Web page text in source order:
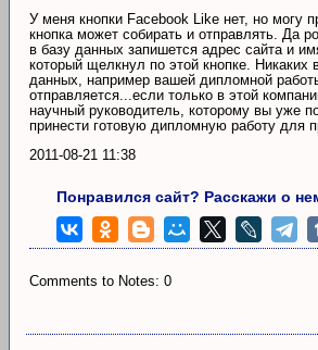
У меня кнопки Facebook Like нет, но могу
кнопка может собирать и отправлять. Да
в базу данных запишется адрес сайта и
который щелкнул по этой кнопке. Никаких
данных, например вашей дипломной
отправляется...если только в этой
научный руководитель, которому вы уже
принести готовую дипломную работу для
2011-08-21 11:38
Понравился сайт? Расскажи о
Comments to Notes: 0